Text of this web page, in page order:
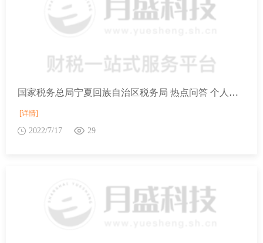
国家税务总局宁夏回族自治区税务局 热点问答 个人因没有休带薪年假而从任职受雇单位取得补贴还需要合并到工资薪金缴纳个人所得税吗？
[详情]
2022/7/17 29